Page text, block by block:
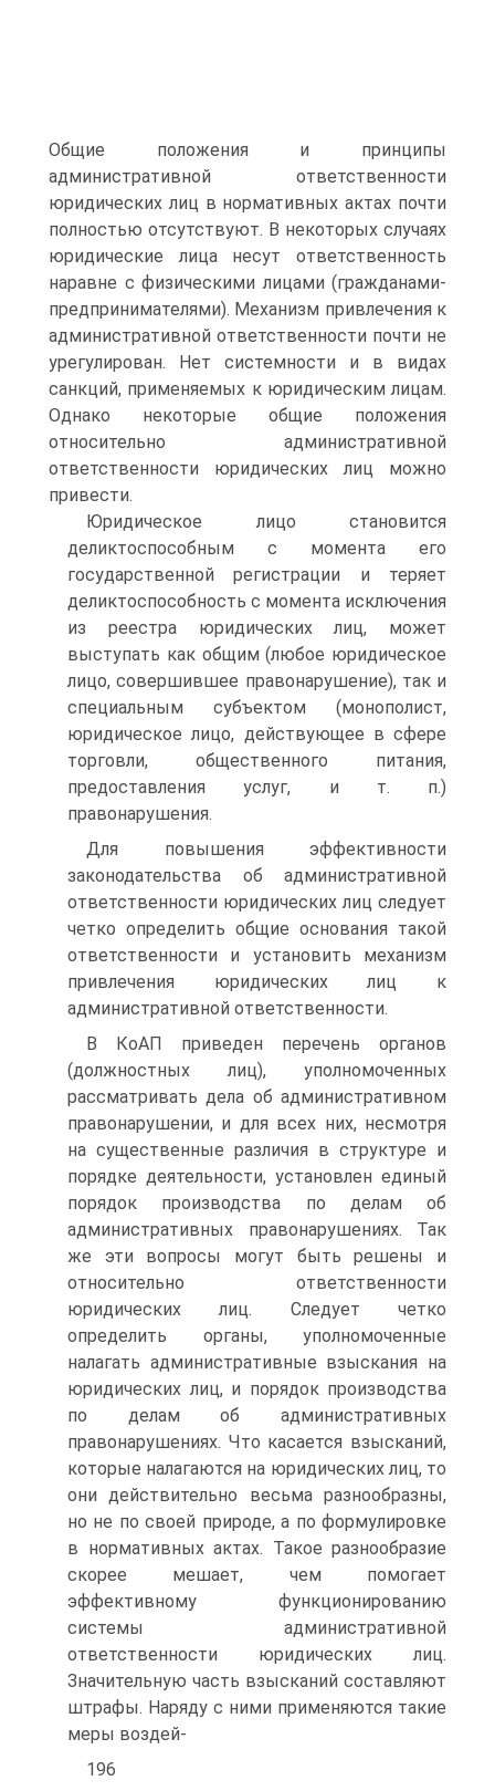
Общие положения и принципы
административной ответственности
юридических лиц в нормативных актах почти
полностью отсутствуют. В некоторых случаях
юридические лица несут ответственность
наравне с физическими лицами (гражданами-
предпринимателями). Механизм привлечения к
административной ответственности почти не
урегулирован. Нет системности и в видах
санкций, применяемых к юридическим лицам.
Однако некоторые общие положения
относительно административной
ответственности юридических лиц можно
привести.
Юридическое лицо становится
деликтоспособным с момента его
государственной регистрации и теряет
деликтоспособность с момента исключения
из реестра юридических лиц, может
выступать как общим (любое юридическое
лицо, совершившее правонарушение), так и
специальным субъектом (монополист,
юридическое лицо, действующее в сфере
торговли, общественного питания,
предоставления услуг, и т. п.)
правонарушения.
Для повышения эффективности
законодательства об административной
ответственности юридических лиц следует
четко определить общие основания такой
ответственности и установить механизм
привлечения юридических лиц к
административной ответственности.
В КоАП приведен перечень органов
(должностных лиц), уполномоченных
рассматривать дела об административном
правонарушении, и для всех них, несмотря
на существенные различия в структуре и
порядке деятельности, установлен единый
порядок производства по делам об
административных правонарушениях. Так
же эти вопросы могут быть решены и
относительно ответственности
юридических лиц. Следует четко
определить органы, уполномоченные
налагать административные взыскания на
юридических лиц, и порядок производства
по делам об административных
правонарушениях. Что касается взысканий,
которые налагаются на юридических лиц, то
они действительно весьма разнообразны,
но не по своей природе, а по формулировке
в нормативных актах. Такое разнообразие
скорее мешает, чем помогает
эффективному функционированию
системы административной
ответственности юридических лиц.
Значительную часть взысканий составляют
штрафы. Наряду с ними применяются такие
меры воздей-
196